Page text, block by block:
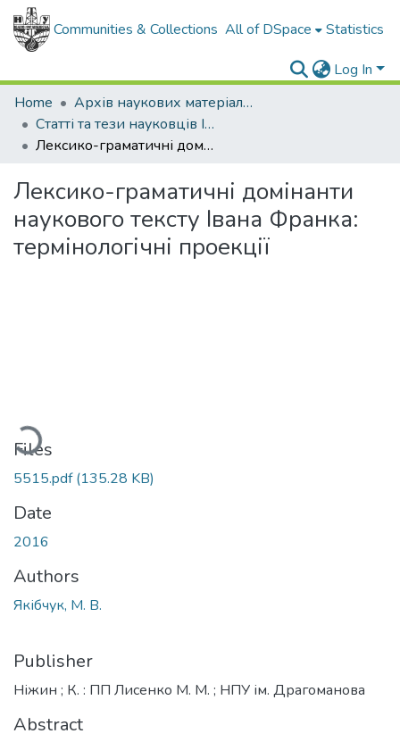
Communities & Collections All of DSpace Statistics
Log In
Home
Архів наукових матеріалів
Статті та тези науковців ІФНТУНГ
Лексико-граматичні домінанти наукового тексту Івана Франка: термінологічні проекції
Лексико-граматичні домінанти
наукового тексту Івана Франка:
термінологічні проекції
Loading...
Files
5515.pdf(135.28 KB)
Date
2016
Authors
Якібчук, М. В.
Publisher
Ніжин ; К. : ПП Лисенко М. М. ; НПУ ім. Драгоманова
Abstract